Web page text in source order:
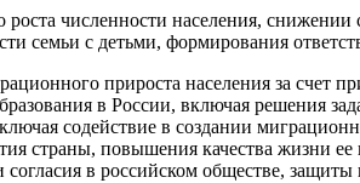
численности населения, снижении
семьи с детьми, формирования
прироста населения за счет
в России, включая решения
содействие в создании
страны, повышения качества жизни
в российском обществе, защиты